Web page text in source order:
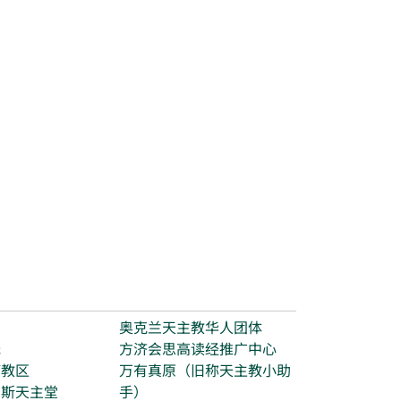
区
天主堂
奥克兰天主教华人团体
方济会思高读经推广中心
万有真原（旧称天主教小助
手）